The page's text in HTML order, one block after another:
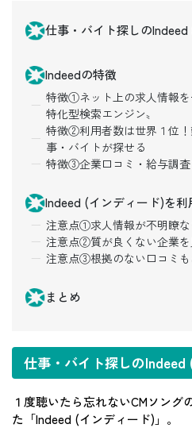
仕事・バイト探しの
Indeedの特徴
特徴①ネット上の求人情報
特化型検索エンジン〟
特徴②利用者数は世界１位
事・バイトが探せる
特徴③企業口コミ・給与調査
Indeed (インディード)を
注意点①求人情報が不明瞭な
注意点②質が良くない企業
注意点③根拠のない口コミ
まとめ
仕事・バイト探しのIndeed
１度聴いたら忘れないCMソン
た「Indeed (インディード)」。